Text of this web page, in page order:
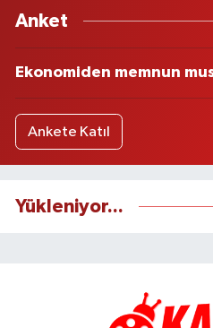
Anket
Ekonomiden memnun
Ankete Katıl
Yükleniyor...